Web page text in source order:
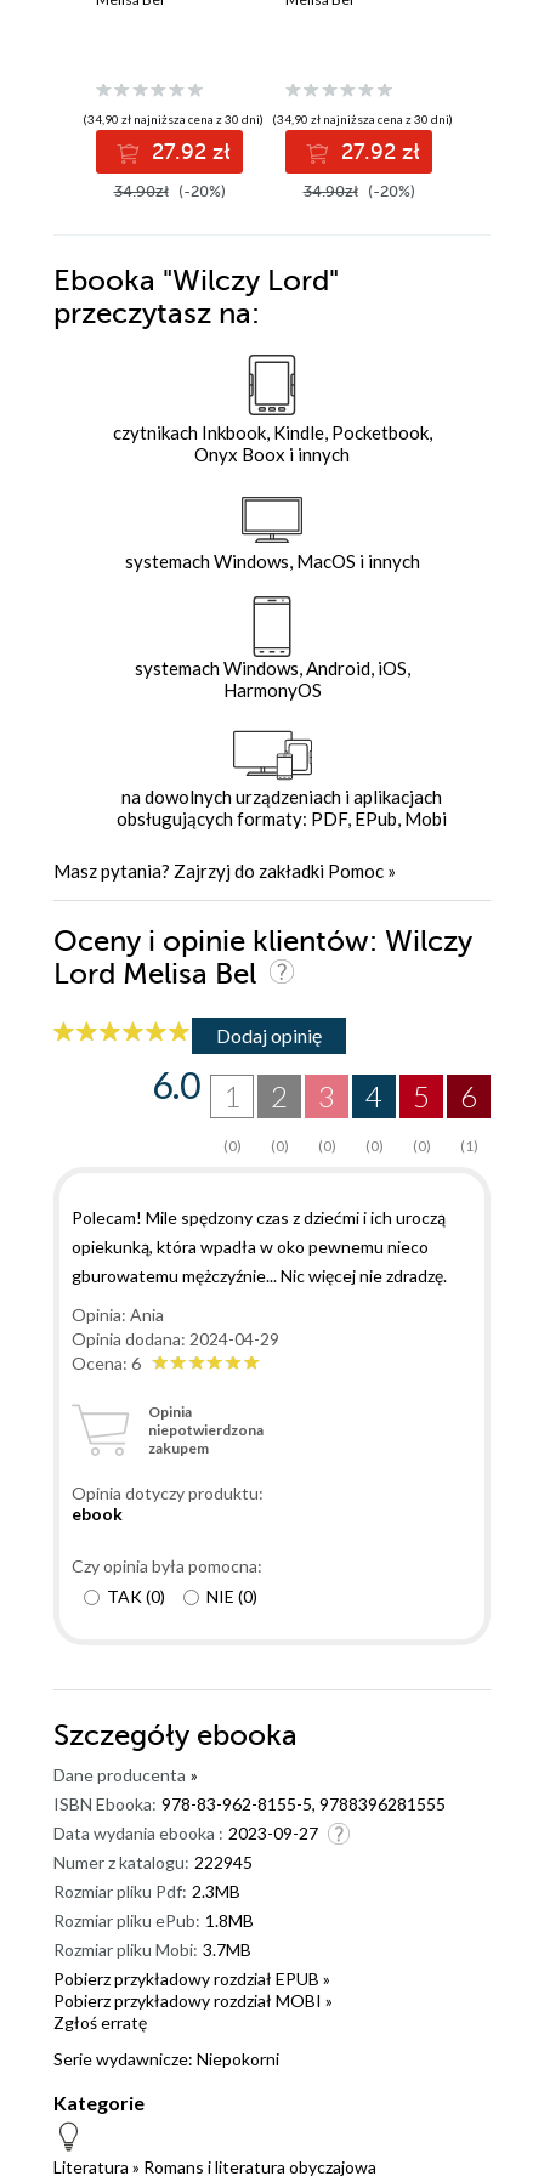
(34,90 zł najniższa cena z 30 dni)
27.92 zł
34.90zł (-20%)
(34,90 zł najniższa cena z 30 dni)
27.92 zł
34.90zł (-20%)
Ebooka "Wilczy Lord"
przeczytasz na:
czytnikach Inkbook, Kindle, Pocketbook,
Onyx Boox i innych
systemach Windows, MacOS i innych
systemach Windows, Android, iOS,
HarmonyOS
na dowolnych urządzeniach i aplikacjach
obsługujących formaty: PDF, EPub, Mobi
Masz pytania? Zajrzyj do zakładki Pomoc »
Oceny i opinie klientów: Wilczy
Lord Melisa Bel
Dodaj opinię
6
(1)
5
(0)
4
(0)
3
(0)
2
(0)
1
(0)
6.0
Polecam! Mile spędzony czas z dziećmi i ich uroczą
opiekunką, która wpadła w oko pewnemu nieco
gburowatemu mężczyźnie... Nic więcej nie zdradzę.
Opinia: Ania
Opinia dodana: 2024-04-29
Ocena: 6
Opinia
niepotwierdzona
zakupem
Opinia dotyczy produktu:
ebook
Czy opinia była pomocna:
TAK(0) NIE (0)
Szczegóły ebooka
Dane producenta »
ISBN Ebooka: 978-83-962-8155-5, 9788396281555
Data wydania ebooka : 2023-09-27
Numer z katalogu: 222945
Rozmiar pliku Pdf: 2.3MB
Rozmiar pliku ePub: 1.8MB
Rozmiar pliku Mobi: 3.7MB
Pobierz przykładowy rozdział EPUB »
Pobierz przykładowy rozdział MOBI »
Zgłoś erratę
Serie wydawnicze: Niepokorni
Kategorie
Literatura » Romans i literatura obyczajowa